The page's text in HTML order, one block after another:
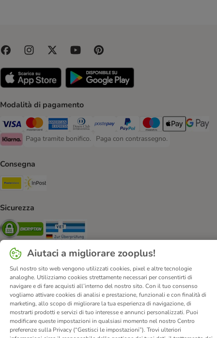
Modalità di pagamento
Paga con Visa. Payment Method
Paga con Mastercard. Payment Method
Paga con American Express. Payment Method
Paga con Diners Club. Payment Method
Paga con Postepay. Payment Method
Paga con PayPal. Payment
Paga con Maestro.
Apple PayGoogle
Klarna Payment Method
Paga tramite bonifico.
Paga tramite bonifico. Payment Method
Paga con contrassegno.
Paga con contrassegno. Payment
Consegna
Poste Italiane. Shipping Method
Sicurezza
Security
Chi siamo Carriera
Informazioni Legali
Vai all'Atto sui servizi digitali.
Corporate Website
Condizioni Generali
Modulo tipo di recesso
Disposizioni ambientali & smaltimento
Contatto
Aiutaci a migliorare zooplus!
Sul nostro sito web vengono utilizzati cookies, pixel e altre tecnologie
analoghe. Utilizziamo cookies strettamente necessari per consentirti di
navigare e di fare acquisti all’interno del nostro sito. Con il tuo consenso
vogliamo attivare cookies di analisi e prestazione, funzionali e con finalità di
marketing, allo scopo di migliorare la tua esperienza di navigazione, di
mostrarti prodotti e servizi di tuo interesse e annunci personalizzati. Puoi
modificare queste impostazioni in qualsiasi momento nel nostro Centro
preferenze sulla Privacy (“Gestisci le impostazioni”). Trovi ulteriori